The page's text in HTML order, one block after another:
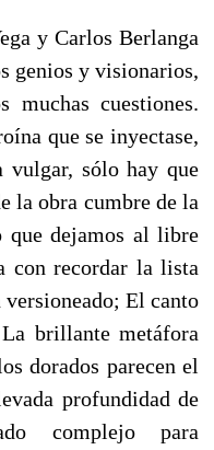
y Carlos Berlanga
genios y visionarios,
muchas cuestiones.
que se inyectase,
vulgar, sólo hay que
la obra cumbre de la
que dejamos al libre
con recordar la lista
versioneado; El canto
brillante metáfora
dorados parecen el
profundidad de
complejo para